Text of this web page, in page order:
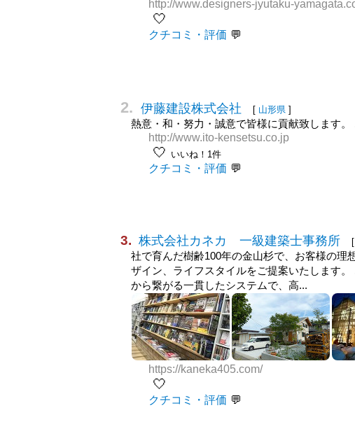
http://www.designers-jyutaku-
🤍
クチコミ・評価
2. 伊藤建設株式会社 [ 山形県 ]
熱意・和・努力・誠意で皆様に貢献致します。
http://www.ito-kensetsu.co.jp
🤍 いいね！1件
クチコミ・評価
3. 株式会社カネカ 一級建築士事務所 [
社で育んだ樹齢100年の金山杉で、お客様の理
ザイン、ライフスタイルをご提案いたします
から繋がる一貫したシステムで、高...
https://kaneka405.com/
🤍
クチコミ・評価